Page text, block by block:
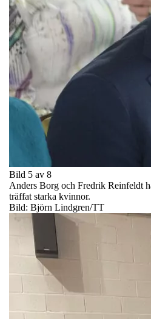
Bild 5 av 8
Anders Borg och Fredrik Reinfeldt
träffat starka kvinnor.
Bild: Björn Lindgren/TT